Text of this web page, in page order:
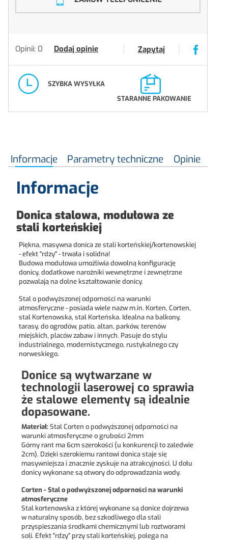
Opinii: 0 Dodaj opinię Zapytaj
SZYBKA WYSYŁKA
STARANNE PAKOWANIE
Informacje Parametry techniczne Opinie
Informacje
Donica stalowa, modułowa ze
stali korteńskiej
Piękna, masywna donica ze stali korteńskiej/kortenowskiej
- efekt "rdzy" - trwała i solidna!
Budowa modułowa umożliwia dowolną konfigurację
donicy, dodatkowe narożniki wewnętrzne i zewnętrzne
pozwalają na dolne kształtowanie donicy.
Stal o podwyższonej odporności na warunki
atmosferyczne - posiada wiele nazw m.in. Korten, Corten,
stal Kortenowska, stal Korteńska. Idealna na balkony,
tarasy, do ogrodów, patio, altan, parków, terenów
miejskich, placów zabaw i innych. Pasuje do stylu
industrialnego, modernistycznego, rustykalnego czy
norweskiego.
Donice są wytwarzane w
technologii laserowej co sprawia
że stalowe elementy są idealnie
dopasowane.
Materiał:Stal Corten o podwyższonej odporności na
warunki atmosferyczne o grubości 2mm
Górny rant ma 6cm szerokości (u konkurencji to zaledwie
2cm). Dzięki szerokiemu rantowi donica staje się
masywniejsza i znacznie zyskuje na atrakcyjności. U dołu
donicy wykonane są otwory do odprowadzania wody.
Corten - Stal o podwyższonej odporności na warunki
atmosferyczne
Stal kortenowska z której wykonane są donice dojrzewa
w naturalny sposób, bez szkodliwego dla stali
przyspieszania środkami chemicznymi lub roztworami
soli. Efekt "rdzy" przy stali korteńskiej, polega na